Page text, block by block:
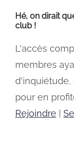
Hé, on dirait
club !
L'accès
membres
d'inquiétude,
pour en
Rejoindre